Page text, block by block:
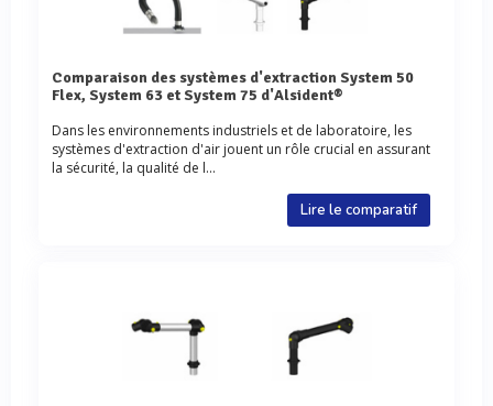
Comparaison des systèmes d'extraction System 50
Flex, System 63 et System 75 d'Alsident®
Dans les environnements industriels et de laboratoire, les
systèmes d'extraction d'air jouent un rôle crucial en assurant
la sécurité, la qualité de l...
Lire le comparatif